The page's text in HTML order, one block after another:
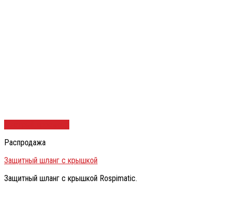
Распродажа
Защитный шланг с крышкой
Защитный шланг с крышкой Rospimatic.